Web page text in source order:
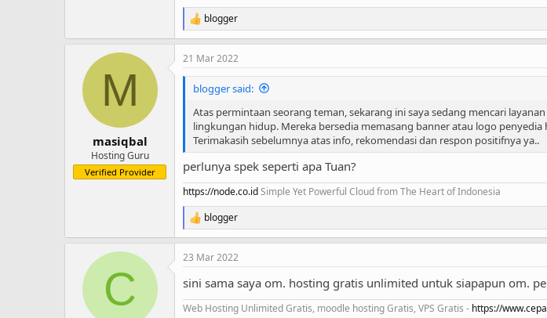
R
e
a
c
t
blogger
M
masiqbal
Hosting Guru
Verified Provider
21 Mar 2022
blogger said:
Atas permintaan seorang teman, sekarang ini saya sedang mencari
lingkungan hidup. Mereka bersedia memasang banner atau logo
Terimakasih sebelumnya atas info, rekomendasi dan respon positifnya ya..
perlunya spek seperti apa Tuan?
https://node.co.idSimple Yet Powerful Cloud from The Heart of Indonesia
R
e
a
c
i
o
n
blogger
C
23 Mar 2022
sini sama saya om. hosting gratis unlimited untuk siapapun om.
Web Hosting Unlimited Gratis, moodle hosting Gratis, VPS Gratis - https://